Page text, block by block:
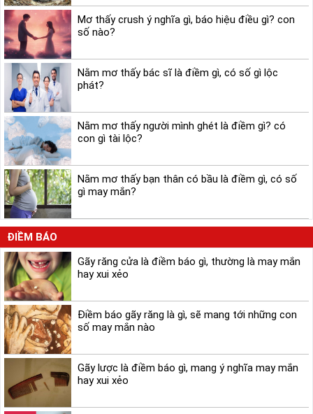
Mơ thấy crush ý nghĩa gì, báo hiệu điều gì? con
số nào?
Nằm mơ thấy bác sĩ là điềm gì, có số gì lộc
phát?
Nằm mơ thấy người mình ghét là điềm gì? có
con gì tài lộc?
Nằm mơ thấy bạn thân có bầu là điềm gì, có số
gì may mắn?
ĐIỀM BÁO
Gãy răng cửa là điềm báo gì, thường là may mắn
hay xui xẻo
Điềm báo gãy răng là gì, sẽ mang tới những con
số may mắn nào
Gãy lược là điềm báo gì, mang ý nghĩa may mắn
hay xui xẻo